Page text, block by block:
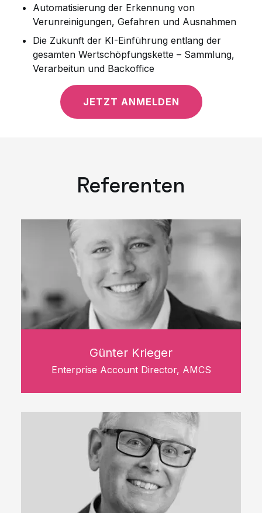
Automatisierung der Erkennung von
Verunreinigungen, Gefahren und Ausnahmen
Die Zukunft der KI-Einführung entlang der
gesamten Wertschöpfungskette – Sammlung,
Verarbeitun und Backoffice
JETZT ANMELDEN
Referenten
Günter Krieger
Enterprise Account Director, AMCS